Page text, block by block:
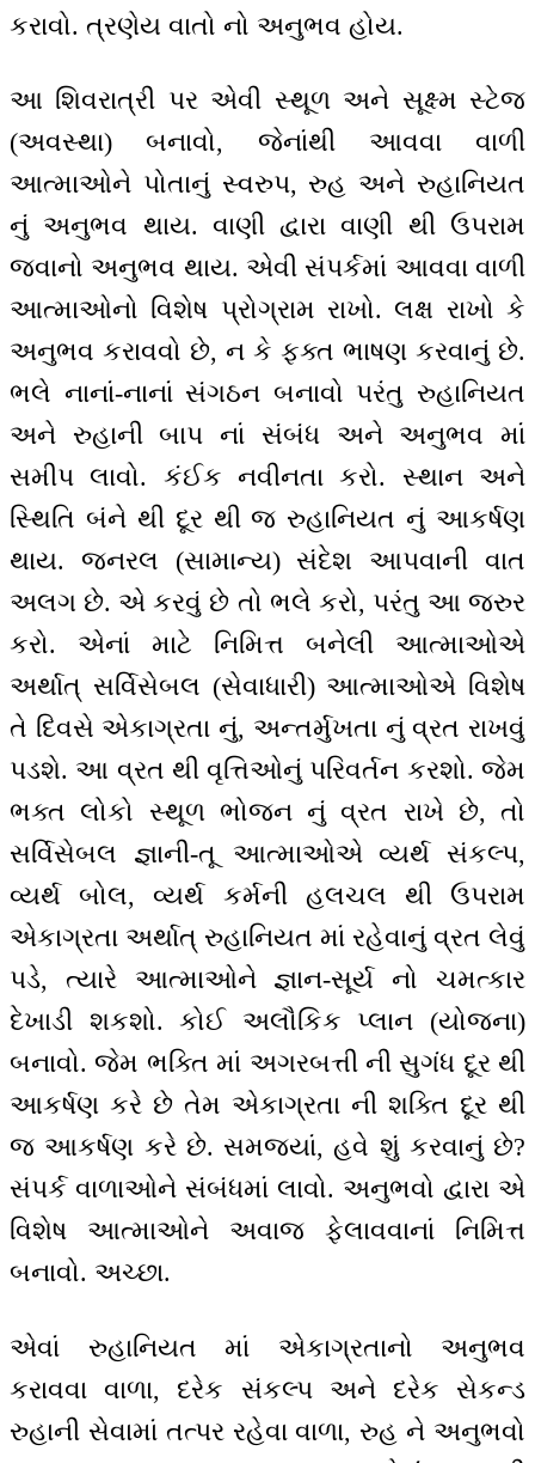
કરાવો. ત્રણેય વાતો નો અનુભવ હોય.
આ શિવરાત્રી પર એવી સ્થૂળ અને સૂક્ષ્મ સ્ટેજ
(અવસ્થા) બનાવો, જેનાંથી આવવા વાળી
આત્માઓને પોતાનું સ્વરુપ, રુહ અને રુહાનિયત
નું અનુભવ થાય. વાણી દ્વારા વાણી થી ઉપરામ
જવાનો અનુભવ થાય. એવી સંપર્કમાં આવવા વાળી
આત્માઓનો વિશેષ પ્રોગ્રામ રાખો. લક્ષ રાખો કે
અનુભવ કરાવવો છે, ન કે ફક્ત ભાષણ કરવાનું છે.
ભલે નાનાં-નાનાં સંગઠન બનાવો પરંતુ રુહાનિયત
અને રુહાની બાપ નાં સંબંધ અને અનુભવ માં
સમીપ લાવો. કંઈક નવીનતા કરો. સ્થાન અને
સ્થિતિ બંને થી દૂર થી જ રુહાનિયત નું આકર્ષણ
થાય. જનરલ (સામાન્ય) સંદેશ આપવાની વાત
અલગ છે. એ કરવું છે તો ભલે કરો, પરંતુ આ જરુર
કરો. એનાં માટે નિમિત્ત બનેલી આત્માઓએ
અર્થાત્ સર્વિસેબલ (સેવાધારી) આત્માઓએ વિશેષ
તે દિવસે એકાગ્રતા નું, અન્તર્મુખતા નું વ્રત રાખવું
પડશે. આ વ્રત થી વૃત્તિઓનું પરિવર્તન કરશો. જેમ
ભક્ત લોકો સ્થૂળ ભોજન નું વ્રત રાખે છે, તો
સર્વિસેબલ જ્ઞાની-તૂ આત્માઓએ વ્યર્થ સંકલ્પ,
વ્યર્થ બોલ, વ્યર્થ કર્મની હલચલ થી ઉપરામ
એકાગ્રતા અર્થાત્ રુહાનિયત માં રહેવાનું વ્રત લેવું
પડે, ત્યારે આત્માઓને જ્ઞાન-સૂર્ય નો ચમત્કાર
દેખાડી શકશો. કોઈ અલૌકિક પ્લાન (યોજના)
બનાવો. જેમ ભક્તિ માં અગરબત્તી ની સુગંધ દૂર થી
આકર્ષણ કરે છે તેમ એકાગ્રતા ની શક્તિ દૂર થી
જ આકર્ષણ કરે છે. સમજ્યાં, હવે શું કરવાનું છે?
સંપર્ક વાળાઓને સંબંધમાં લાવો. અનુભવો દ્વારા એ
વિશેષ આત્માઓને અવાજ ફેલાવવાનાં નિમિત્ત
બનાવો. અચ્છા.
એવાં રુહાનિયત માં એકાગ્રતાનો અનુભવ
કરાવવા વાળા, દરેક સંકલ્પ અને દરેક સેકન્ડ
રુહાની સેવામાં તત્પર રહેવા વાળા, રુહ ને અનુભવો